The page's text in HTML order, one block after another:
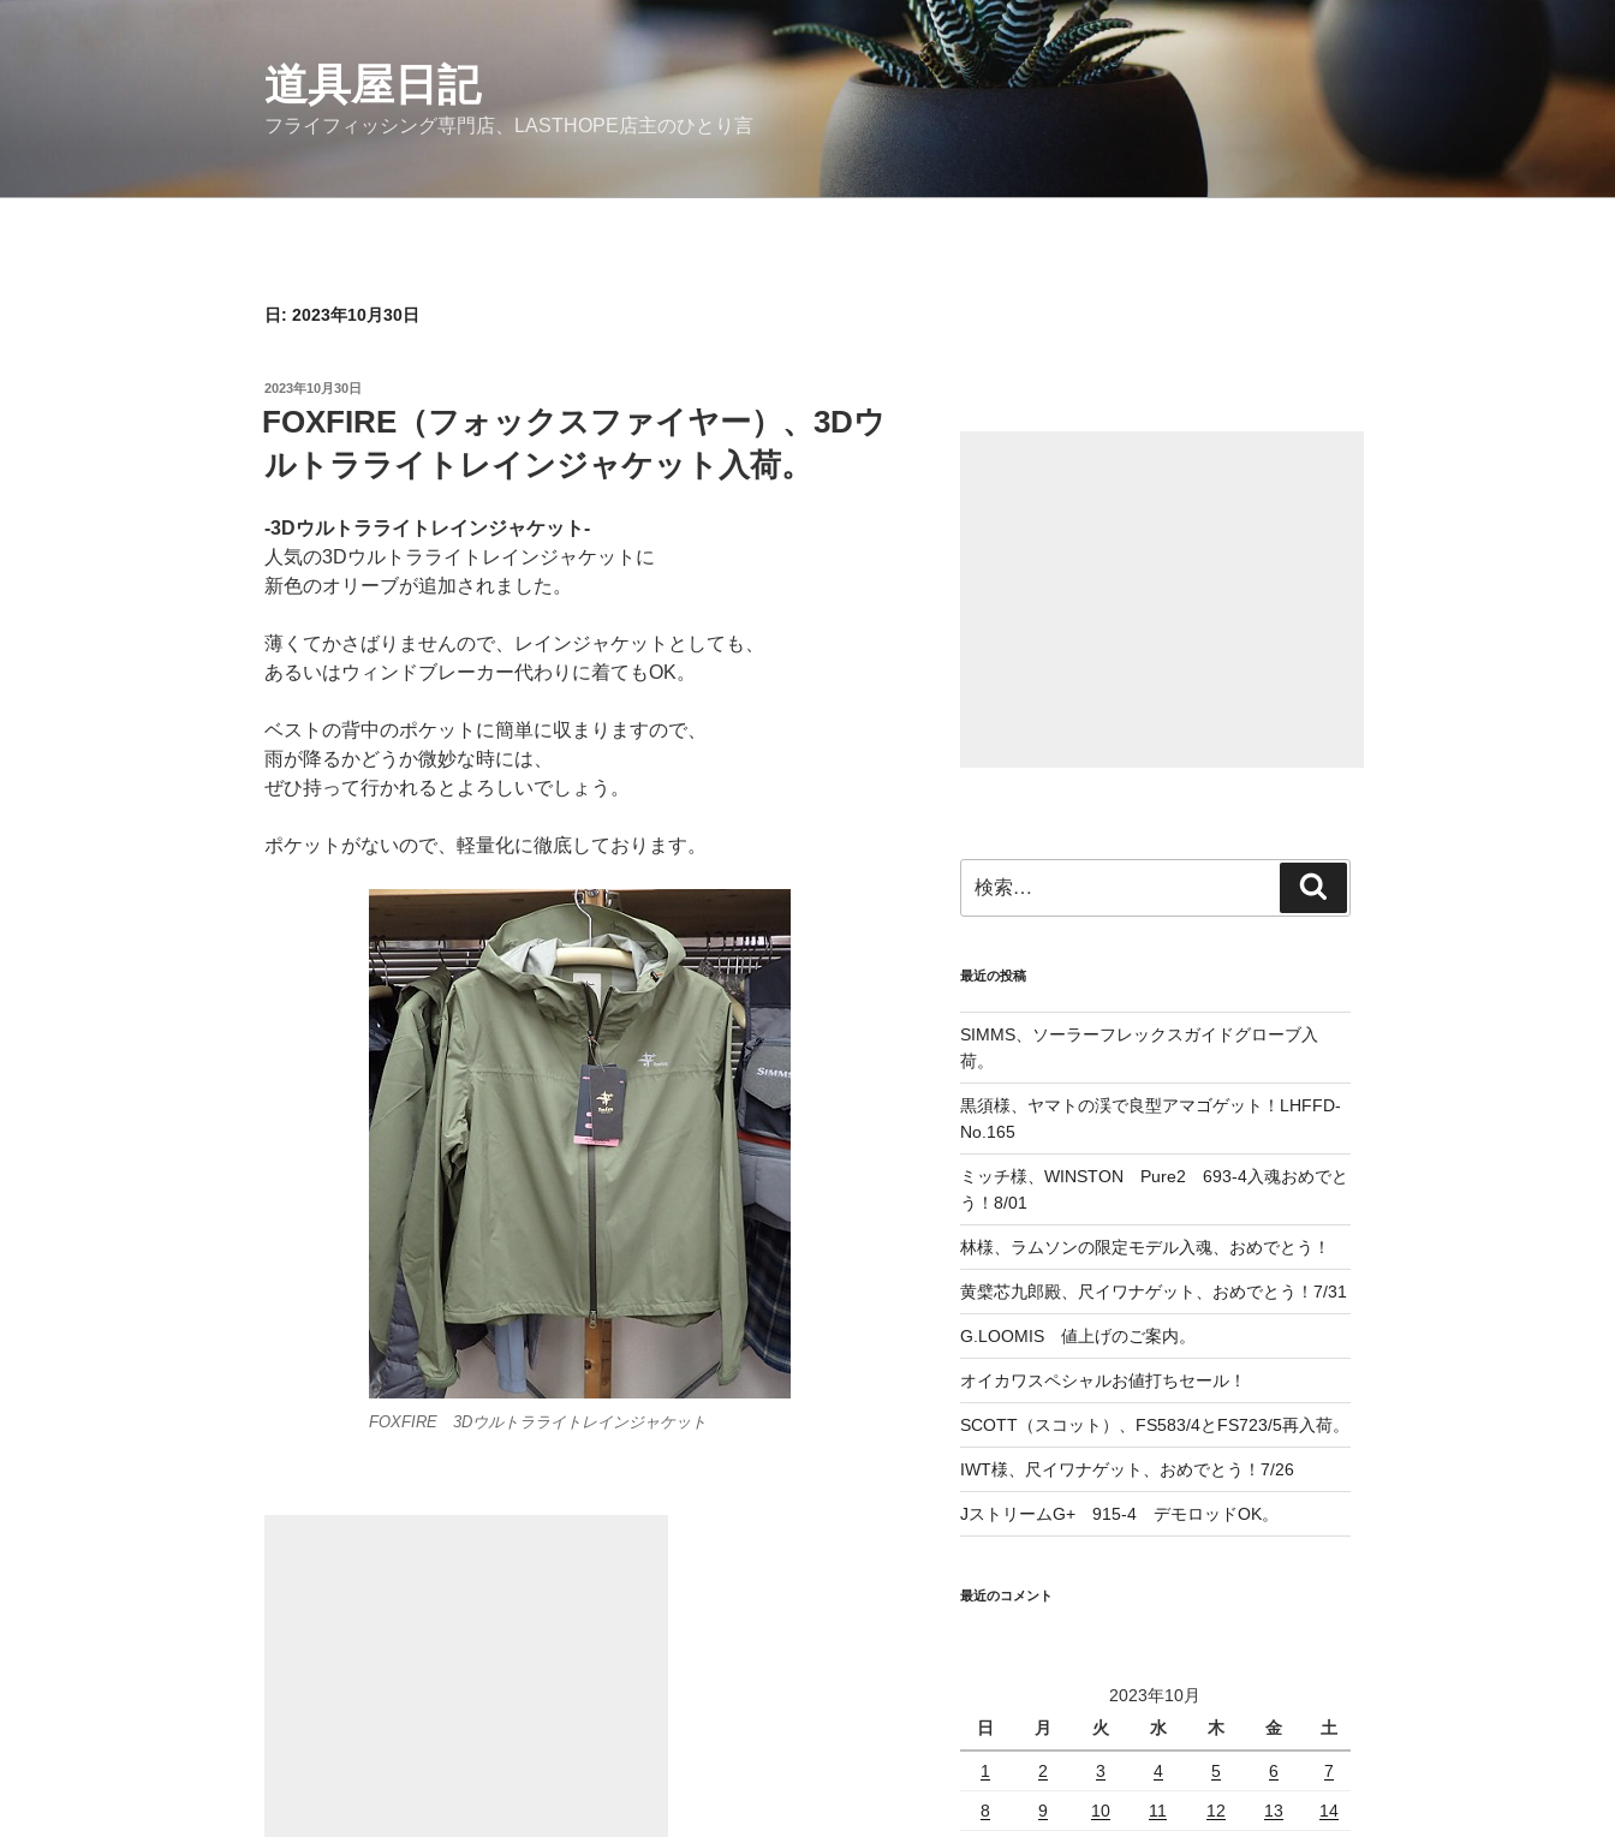
道具屋日記
フライフィッシング専門店、LASTHOPE店主のひとり言
日: 2023年10月30日
投
日:
2023年10月30日
FOXFIRE（フォックスファイヤー）、3Dウ
ルトラライトレインジャケット入荷。
-3Dウルトラライトレインジャケット-
人気の3Dウルトラライトレインジャケットに
新色のオリーブが追加されました。
薄くてかさばりませんので、レインジャケットとしても、
あるいはウィンドブレーカー代わりに着てもOK。
ベストの背中のポケットに簡単に収まりますので、
雨が降るかどうか微妙な時には、
ぜひ持って行かれるとよろしいでしょう。
ポケットがないので、軽量化に徹底しております。
FOXFIRE 3Dウルトラライトレインジャケット
索:
索
最近の投稿
SIMMS、ソーラーフレックスガイドグローブ入
荷。
黒須様、ヤマトの渓で良型アマゴゲット！LHFFD-
No.165
ミッチ様、WINSTON Pure2 693-4入魂おめでと
う！8/01
林様、ラムソンの限定モデル入魂、おめでとう！
黄檗芯九郎殿、尺イワナゲット、おめでとう！7/31
G.LOOMIS 値上げのご案内。
オイカワスペシャルお値打ちセール！
SCOTT（スコット）、FS583/4とFS723/5再入荷。
IWT様、尺イワナゲット、おめでとう！7/26
JストリームG+ 915-4 デモロッドOK。
最近のコメント
2023年10月
日
月 火 水 木 金 土
1 2 3 4 5 6 7
8 9 10 11 12 13 14